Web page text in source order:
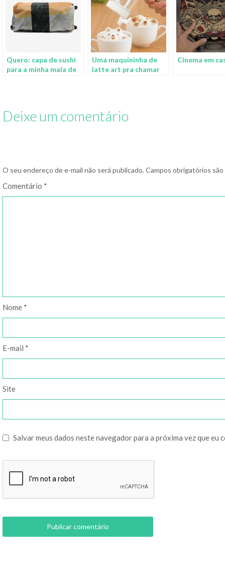
Quero: capa de sushi
para a minha mala de
Uma maquininha de
latte art pra chamar
Cinema em
Deixe um comentário
O seu endereço de e-mail não será publicado. Campos obrigatórios
Comentário *
Nome *
E-mail *
Site
Salvar meus dados neste navegador para a próxima vez que eu